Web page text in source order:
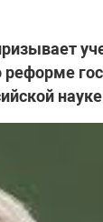
реформе